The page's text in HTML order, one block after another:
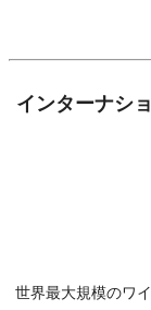
インターナシ
世界最大規模のワ